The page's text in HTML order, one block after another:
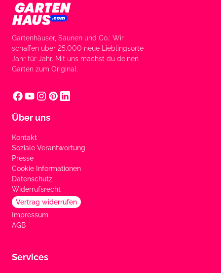
Gartenhäuser, Saunen und Co.: Wir
schaffen über 25.000 neue Lieblingsorte
Jahr für Jahr. Mit uns machst du deinen
Garten zum Original.
Über uns
Kontakt
Soziale Verantwortung
Presse
Cookie Informationen
Datenschutz
Widerrufsrecht
Vertrag widerrufen
Impressum
AGB
Services